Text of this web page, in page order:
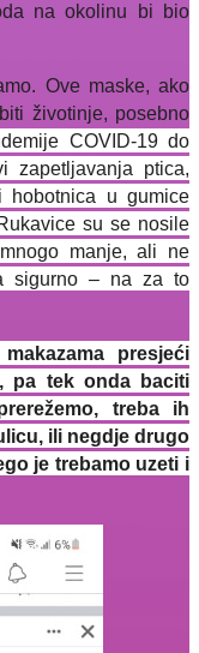
na okolinu bi bio
Ove maske, ako
životinje, posebno
COVID-19 do
zapetljavanja ptica,
hobotnica u gumice
su se nosile
manje, ali ne
sigurno – na za to
presjeći
pa tek onda baciti
treba ih
ili negdje drugo
je trebamo uzeti i